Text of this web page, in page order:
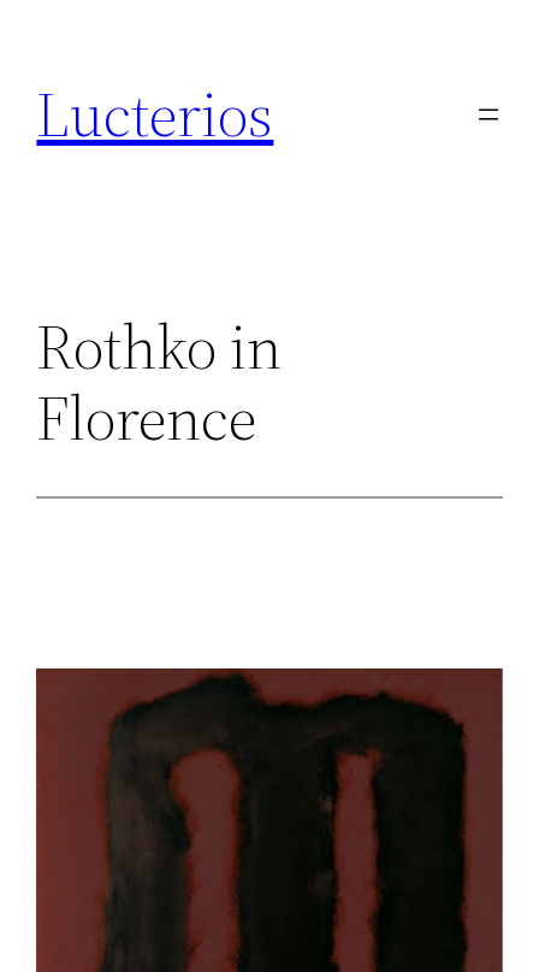
contenu
Lucterios
Rothko in
Florence